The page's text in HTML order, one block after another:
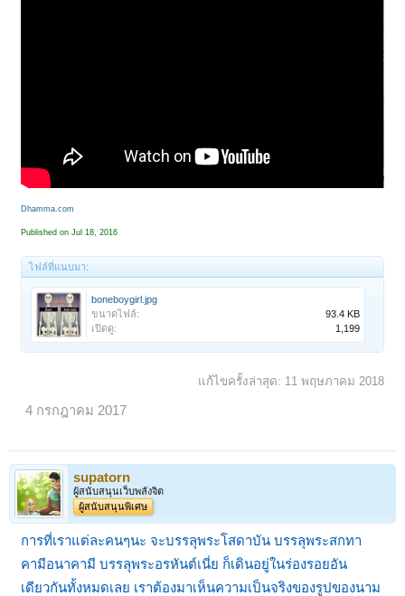
Dhamma.com
Published on Jul 18, 2016
ไฟล์ที่แนบมา:
boneboygirl.jpg
ขนาดไฟล์:
93.4 KB
เปิดดู:
1,199
แก้ไขครั้งล่าสุด: 11 พฤษภาคม 2018
4 กรกฎาคม 2017
supatorn
ผู้สนับสนุนเว็บพลังจิต
ผู้สนับสนุนพิเศษ
การที่เราแต่ละคนๆนะ จะบรรลุพระโสดาบัน บรรลุพระสกทา
คามีอนาคามี บรรลุพระอรหันต์เนี่ย ก็เดินอยู่ในร่องรอยอัน
เดียวกันทั้งหมดเลย เราต้องมาเห็นความเป็นจริงของรูปของนาม